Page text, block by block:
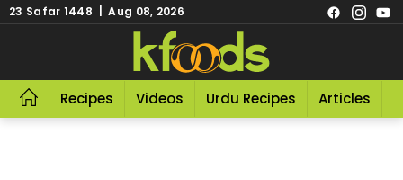
23 Safar 1448 | Aug 08, 2026
Recipes Videos Urdu Recipes Articles